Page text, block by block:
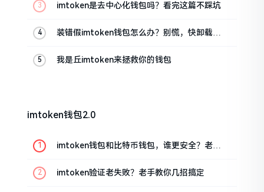
imtoken是去中心化钱包吗？看完这篇不踩坑
装错假imtoken钱包怎么办？别慌，快卸载，
我是丘imtoken来拯救你的钱包
imtoken钱包2.0
imtoken钱包和比特币钱包，谁更安全？老玩
imtoken验证老失败？老手教你几招搞定